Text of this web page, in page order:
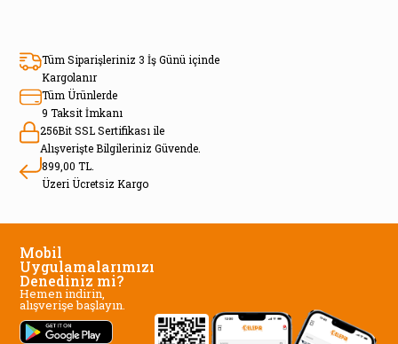
Tüm Siparişleriniz 3 İş Günü içinde
Kargolanır
Tüm Ürünlerde
9 Taksit İmkanı
256Bit SSL Sertifikası ile
Alışverişte Bilgileriniz Güvende.
899,00 TL.
Üzeri Ücretsiz Kargo
Mobil
Uygulamalarımızı
Denediniz mi?
Hemen indirin,
alışverişe başlayın.